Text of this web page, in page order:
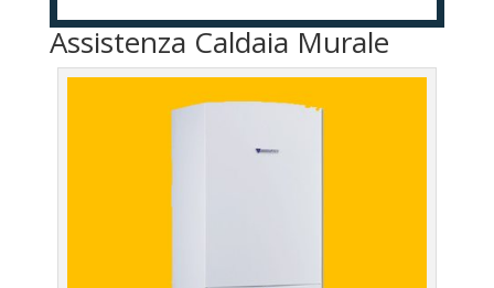
Assistenza Caldaia Murale